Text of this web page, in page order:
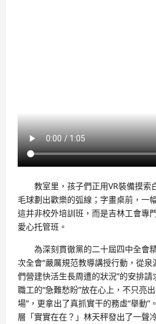
教室里，孩子們正用VR裝備摸索
毛球劃出歡樂的弧線；字畫桌前，一
這并非校外培訓班，而是吉林工會專
愛心托管班。
為深刻貫徹黨的二十屆四中全會
次全會“嚴厲規范教導講授行動，從
們營建快活生長周遭的狀況”的安排
職工的“急難愁盼”放在心上，不只亮
場”，更拿出了真抓實干的務虛“舉動”
層「實實在在？」林天秤發出了一聲